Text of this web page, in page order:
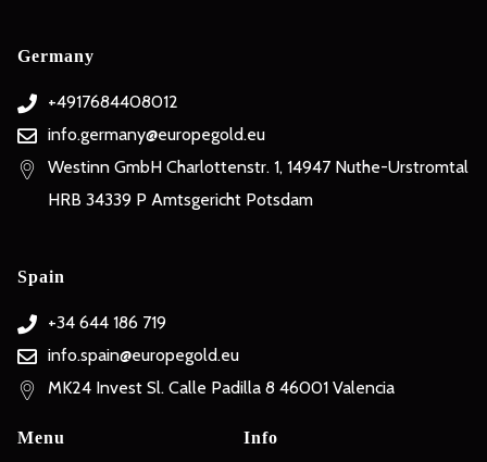
Menu Info
Germany
+4917684408012
info.germany@europegold.eu
Westinn GmbH Charlottenstr. 1, 14947 Nuthe-Urstromtal
HRB 34339 P Amtsgericht Potsdam
Spain
+34 644 186 719
info.spain@europegold.eu
MK24 Invest Sl. Calle Padilla 8 46001 Valencia